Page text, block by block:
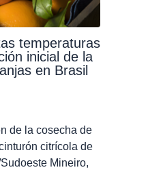
temperaturas
inicial de la
en Brasil
de la cosecha de
citrícola de
Mineiro,